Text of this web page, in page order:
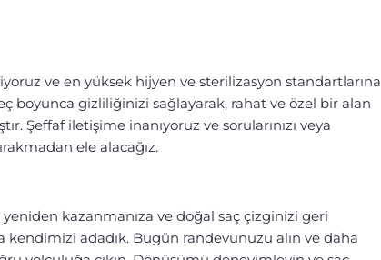
ve en yüksek hijyen ve sterilizasyon standartlarına
boyunca gizliliğinizi sağlayarak, rahat ve özel bir alan
Şeffaf iletişime inanıyoruz ve sorularınızı veya
ele alacağız.
kazanmanıza ve doğal saç çizginizi geri
kendimizi adadık. Bugün randevunuzu alın ve daha